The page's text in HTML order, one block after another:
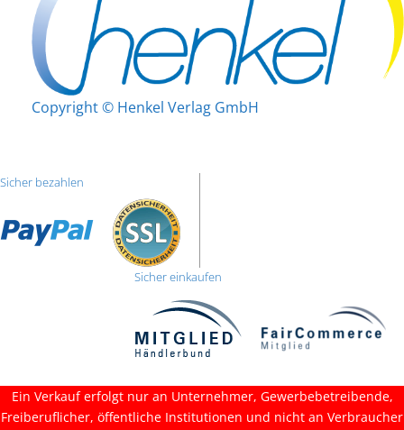
Copyright © Henkel Verlag GmbH
Sicher bezahlen
Sicher einkaufen
Ein Verkauf erfolgt nur an Unternehmer, Gewerbebetreibende,
Freiberuflicher, öffentliche Institutionen und nicht an Verbraucher